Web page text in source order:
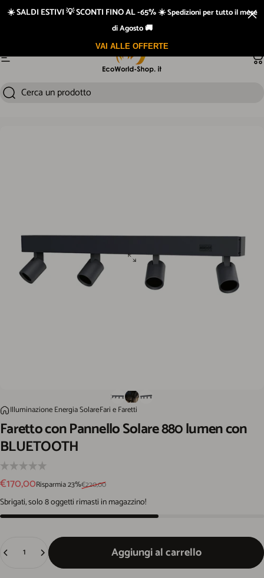
Vai direttamente ai contenuti
Navigazione del sito
CercaCerca un prodotto
HomeIlluminazione Energia SolareFari e Faretti
Faretto con Pannello Solare 880 lumen con BLUETOOTH
FarettoconPannelloSolare880lumencon
BLUETOOTH
Prezzo scontato
€170,00Risparmia 23%
Prezzo di listino €220,00
Sbrigati, solo 8 oggetti rimasti in magazzino!
Aggiungi al carrello
☀️ SALDI ESTIVI 💡 SCONTI FINO AL -65% ☀️Spedizioni per tutto il mese
di Agosto 🚚
VAI ALLE OFFERTE